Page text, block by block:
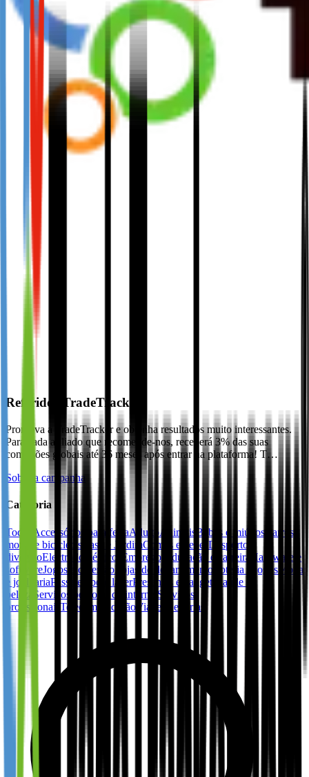
Referidos TradeTracker
Promova a TradeTracker e obtenha resultados muito interessantes.
Para cada afiliado que recomende-nos, receberá 3% das suas
comissões globais até 36 meses após entrar na plataforma! T…
Sobre a campanha
Categoria
Todos Accessórios para festaAdultoAnimais Bebés e miúdos Carros,
motos e bicicletas Casa e JardimComes e bebes Desporto e
diversãoElectrodomésticos Emprego, educação e carreira
Hardware e
softwareJogos e diversãoLojas de departamento Loteria e jogos Moda
e joalhariaPassatempo e lazerPresentes e gadgets
Saúde e
beleza
Serviços pessoais de internet Serviços
profissionais Telecomunicação Viagens e férias